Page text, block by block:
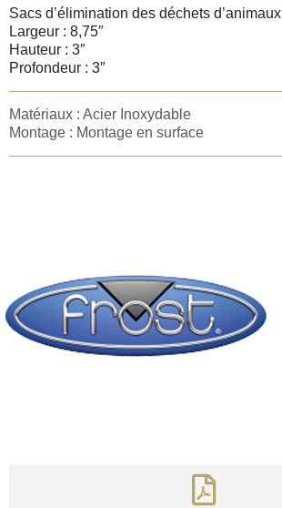
Sacs d’élimination des déchets d’animaux
Largeur : 8,75″
Hauteur : 3″
Profondeur : 3″
Matériaux : Acier Inoxydable
Montage : Montage en surface